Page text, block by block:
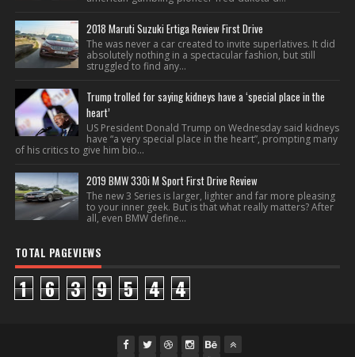
2018 Maruti Suzuki Ertiga Review First Drive
The was never a car created to invite superlatives. It did
absolutely nothing in a spectacular fashion, but still
struggled to find any...
Trump trolled for saying kidneys have a ‘special place in the
heart’
US President Donald Trump on Wednesday said kidneys
have “a very special place in the heart”, prompting many
of his critics to give him bio...
2019 BMW 330i M Sport First Drive Review
The new 3 Series is larger, lighter and far more pleasing
to your inner geek. But is that what really matters? After
all, even BMW define...
TOTAL PAGEVIEWS
1 6 3 9 5 4 4